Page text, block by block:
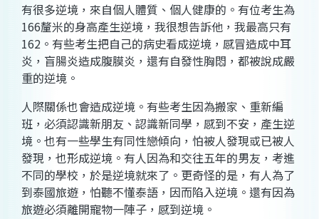
有很多逆境，來自個人體質、個人健康的。有位考生為
166釐米的身高產生逆境，我很想告訴他，我最高只有
162 。有些考生把自己的病史看成逆境，感冒造成中耳
炎，盲腸炎造成腹膜炎，還有自發性胸悶，都被說成嚴
重的逆境。
人際關係也會造成逆境。有些考生因為搬家、重新編
班，必須認識新朋友、認識新同學，感到不安，產生逆
境。也有一些學生有同性戀傾向，怕被人發現或已被人
發現，也形成逆境。有人因為和交往五年的男友，考進
不同的學校，於是逆境就來了。更奇怪的是，有人為了
到泰國旅遊，怕聽不懂泰語，因而陷入逆境。還有因為
旅遊必須離開寵物一陣子，感到逆境。